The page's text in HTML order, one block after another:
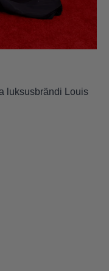
luksusbrändi Louis